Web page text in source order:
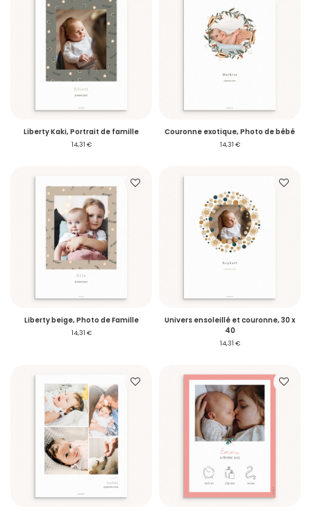
Liberty Kaki, Portrait de famille
14,31 €
Couronne exotique, Photo de bébé
14,31 €
Liberty beige, Photo de Famille
14,31 €
Univers ensoleillé et couronne, 30 x
40
14,31 €